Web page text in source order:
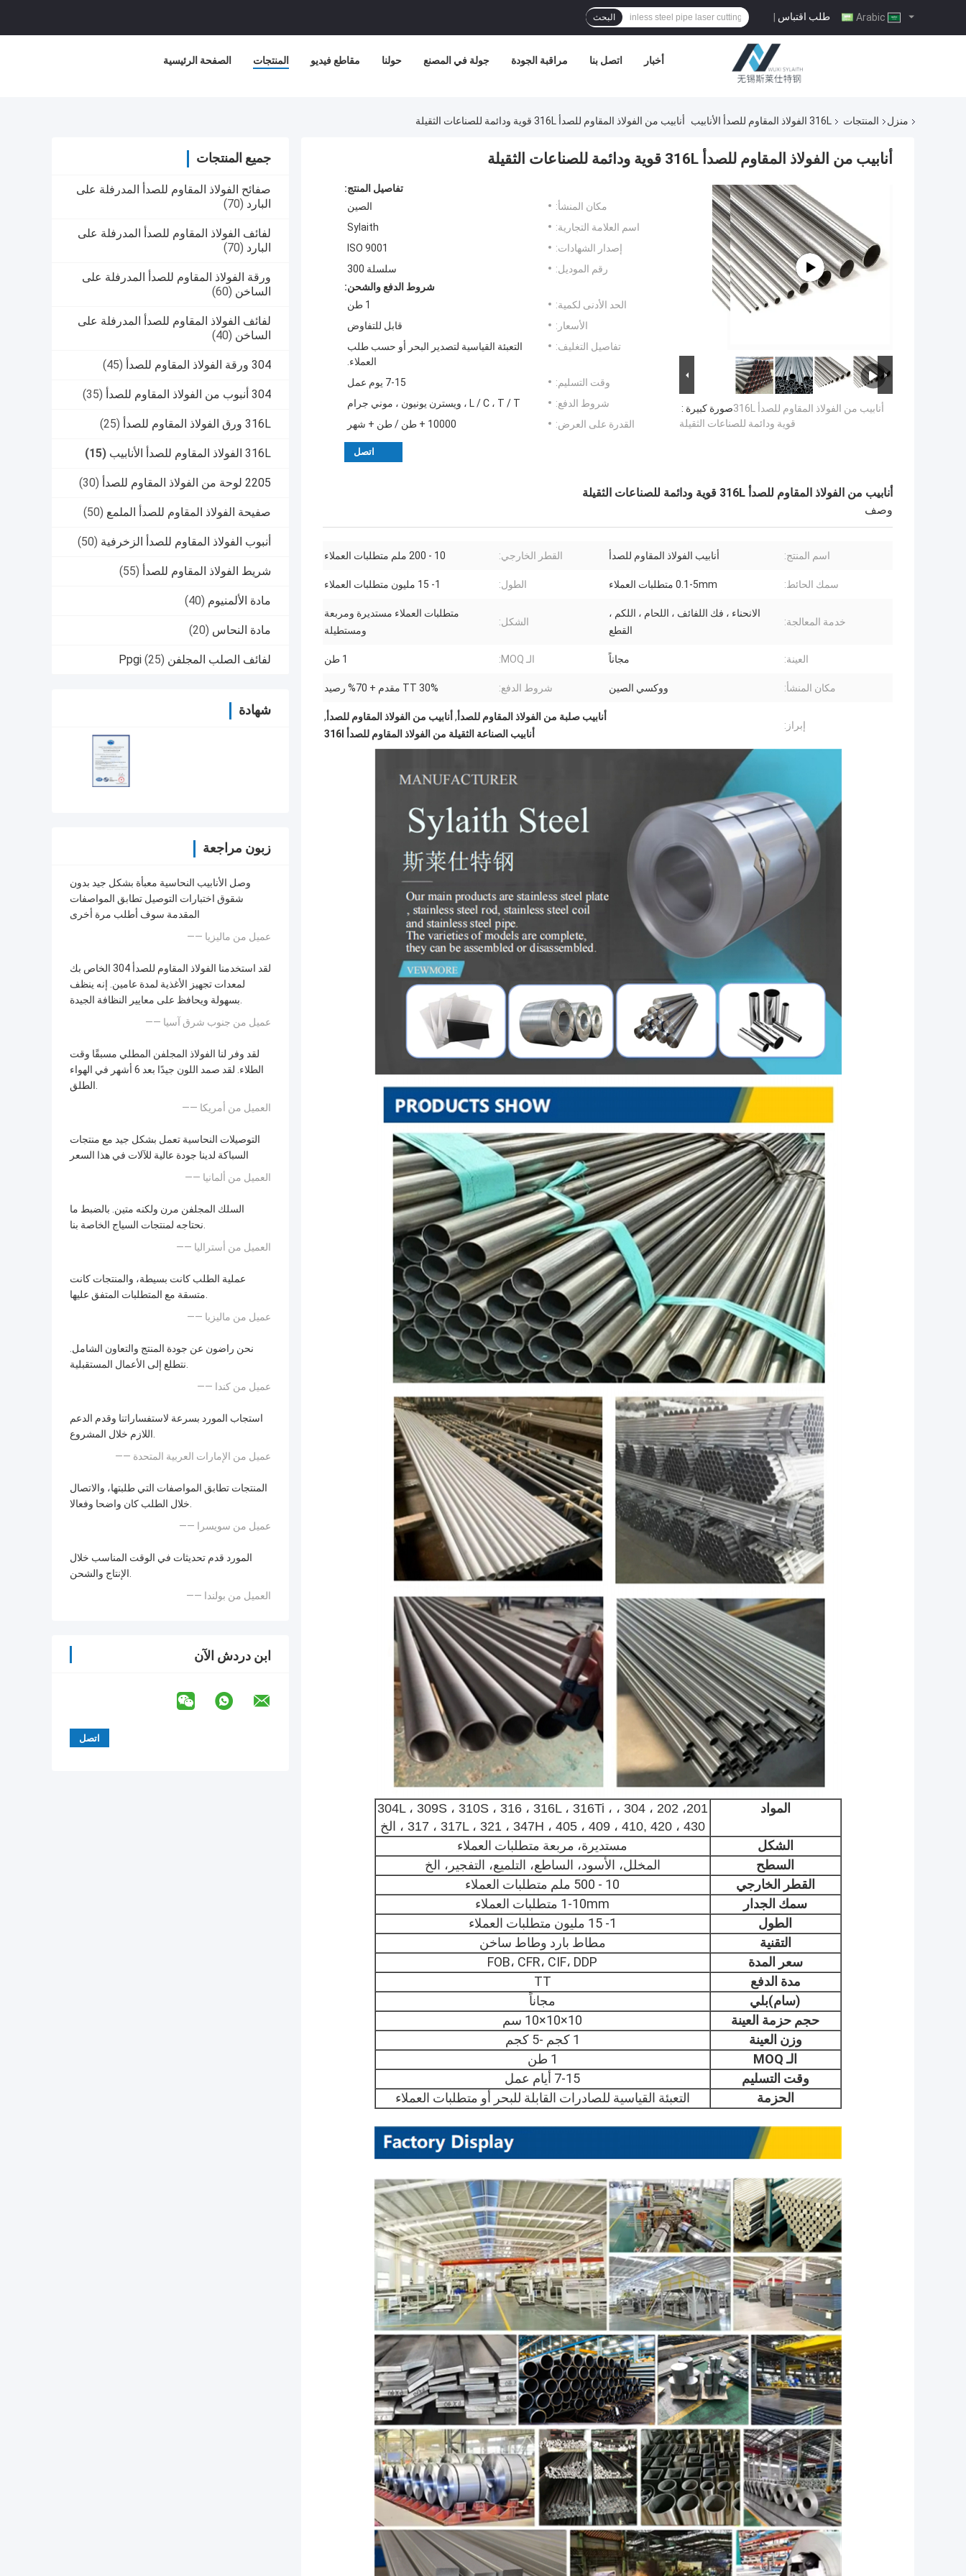
طلب اقتباس | البحث
الصفحة الرئيسية المنتجات مقاطع فيديو حولنا جولة في المصنع مراقبة الجودة اتصل بنا أخبار
منزل المنتجات 316L الفولاذ المقاوم للصدأ الأنابيب أنابيب من الفولاذ المقاوم للصدأ 316L قوية ودائمة للصناعات الثقيلة
جميع المنتجات
صفائح الفولاذ المقاوم للصدأ المدرفلة على
البارد (70)
لفائف الفولاذ المقاوم للصدأ المدرفلة على
البارد (70)
ورقة الفولاذ المقاوم للصدأ المدرفلة على
الساخن (60)
لفائف الفولاذ المقاوم للصدأ المدرفلة على
الساخن (40)
304 ورقة الفولاذ المقاوم للصدأ (45)
304 أنبوب من الفولاذ المقاوم للصدأ (35)
316L ورق الفولاذ المقاوم للصدأ (25)
316L الفولاذ المقاوم للصدأ الأنابيب (15)
2205 لوحة من الفولاذ المقاوم للصدأ (30)
صفيحة الفولاذ المقاوم للصدأ الملمع (50)
أنبوب الفولاذ المقاوم للصدأ الزخرفية (50)
شريط الفولاذ المقاوم للصدأ (55)
مادة الألمنيوم (40)
مادة النحاس (20)
لفائف الصلب المجلفن Ppgi (25)
شهادة
زبون مراجعة
وصل الأنابيب النحاسية معبأة بشكل جيد بدون
شقوق اختبارات التوصيل تطابق المواصفات
المقدمة سوف أطلب مرة أخرى
—— عميل من ماليزيا
لقد استخدمنا الفولاذ المقاوم للصدأ 304 الخاص بك
لمعدات تجهيز الأغذية لمدة عامين. إنه ينظف
بسهولة ويحافظ على معايير النظافة الجيدة.
—— عميل من جنوب شرق آسيا
لقد وفر لنا الفولاذ المجلفن المطلي مسبقًا وقت
الطلاء. لقد صمد اللون جيدًا بعد 6 أشهر في الهواء
الطلق.
—— العميل من أمريكا
التوصيلات النحاسية تعمل بشكل جيد مع منتجات
السباكة لدينا جودة عالية للآلات في هذا السعر
—— العميل من ألمانيا
السلك المجلفن مرن ولكنه متين. بالضبط ما
نحتاجه لمنتجات السياج الخاصة بنا.
—— العميل من أستراليا
عملية الطلب كانت بسيطة، والمنتجات كانت
متسقة مع المتطلبات المتفق عليها.
—— عميل من ماليزيا
نحن راضون عن جودة المنتج والتعاون الشامل.
نتطلع إلى الأعمال المستقبلية.
—— عميل من كندا
استجاب المورد بسرعة لاستفساراتنا وقدم الدعم
اللازم خلال المشروع.
—— عميل من الإمارات العربية المتحدة
المنتجات تطابق المواصفات التي طلبتها، والاتصال
خلال الطلب كان واضحا وفعالا.
—— عميل من سويسرا
المورد قدم تحديثات في الوقت المناسب خلال
الإنتاج والشحن.
—— العميل من بولندا
ابن دردش الآن
أنابيب من الفولاذ المقاوم للصدأ 316L قوية ودائمة للصناعات الثقيلة
صورة كبيرة :أنابيب من الفولاذ المقاوم للصدأ 316L
قوية ودائمة للصناعات الثقيلة
تفاصيل المنتج:
مكان المنشأ:
الصين
اسم العلامة التجارية:
Sylaith
إصدار الشهادات:
ISO 9001
رقم الموديل:
سلسلة 300
شروط الدفع والشحن:
الحد الأدنى لكمية:
1 طن
الأسعار:
قابل للتفاوض
تفاصيل التغليف:
التعبئة القياسية لتصدير البحر أو حسب طلب
العملاء.
وقت التسليم:
7-15 يوم عمل
شروط الدفع:
L / C ، T / T ، ويسترن يونيون ، موني جرام
القدرة على العرض:
10000 + طن / طن + شهر
اتصل
أنابيب من الفولاذ المقاوم للصدأ 316L قوية ودائمة للصناعات الثقيلة
وصف
اسم المنتج: أنابيب الفولاذ المقاوم للصدأ القطر الخارجي: 10 - 200 ملم متطلبات العملاء
سمك الحائط: 0.1-5mm متطلبات العملاء الطول: 1- 15 مليون متطلبات العملاء
خدمة المعالجة:
الانحناء ، فك اللفائف ، اللحام ، اللكم ،
القطع
الشكل:
متطلبات العملاء مستديرة ومربعة
ومستطيلة
العينة: مجاناً الـ MOQ: 1 طن
مكان المنشأ: ووكسي الصين شروط الدفع: 30% TT مقدم + 70% رصيد
إبراز:
أنابيب صلبة من الفولاذ المقاوم للصدأ , أنابيب من الفولاذ المقاوم للصدأ ,
أنابيب الصناعة الثقيلة من الفولاذ المقاوم للصدأ 316l
المواد
201، 202 ، 304 ، 304L ، 309S ، 310S ، 316 ، 316L ، 316Ti ،
317 ، 317L ، 321 ، 347H ، 405 ، 409 ، 410, 420 ، 430 ، الخ
الشكل
مستديرة، مربعة متطلبات العملاء
السطح المخلل، الأسود، الساطع، التلميع، التفجير، الخ
القطر الخارجي
10 - 500 ملم متطلبات العملاء
سمك الجدار
1-10mm متطلبات العملاء
الطول
1- 15 مليون متطلبات العملاء
التقنية
مطاط بارد وطاط ساخن
سعر المدة
FOB، CFR، CIF، DDP
مدة الدفع
TT
(سام)بلي
مجاناً
حجم حزمة العينة
10×10×10 سم
وزن العينة
1 كجم -5 كجم
الـ MOQ
1 طن
وقت التسليم
7-15 أيام عمل
الحزمة
التعبئة القياسية للصادرات القابلة للبحر أو متطلبات العملاء